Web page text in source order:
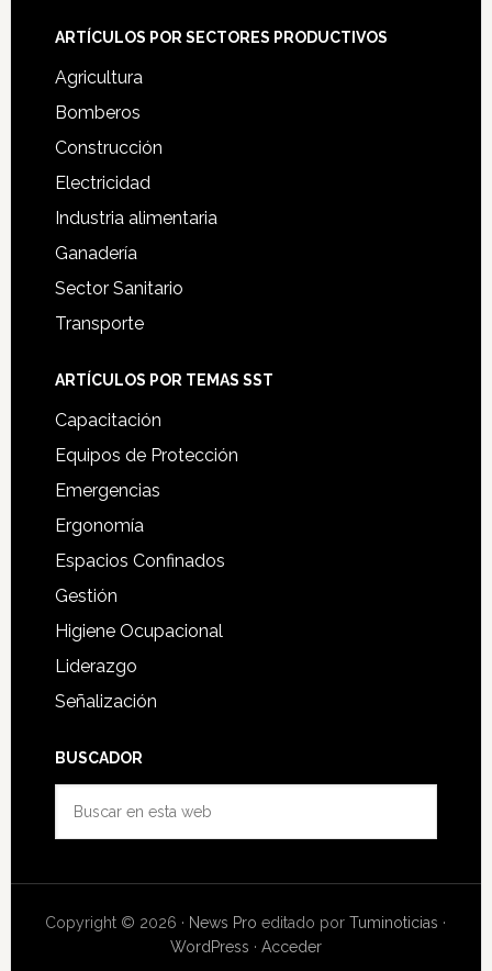
ARTÍCULOS POR SECTORES PRODUCTIVOS
Agricultura
Bomberos
Construcción
Electricidad
Industria alimentaria
Ganadería
Sector Sanitario
Transporte
ARTÍCULOS POR TEMAS SST
Capacitación
Equipos de Protección
Emergencias
Ergonomía
Espacios Confinados
Gestión
Higiene Ocupacional
Liderazgo
Señalización
BUSCADOR
web
Copyright © 2026 · News Pro editado porTuminoticias ·
WordPress · Acceder